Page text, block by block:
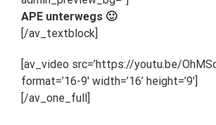
APE unterwegs 🙂
[/av_textblock]
[av_video src=’https://youtu.be/
format=’16-9′ width=’16’ height=’9′]
[/av_one_full]